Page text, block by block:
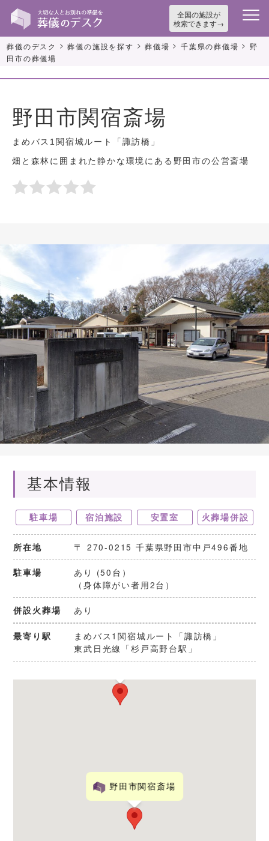
全国の施設が
検索できます
葬儀のデスク >葬儀の施設を探す >葬儀場 >千葉県の葬儀場 >野
田市の葬儀場
野田市関宿斎場
まめバス1関宿城ルート「諏訪橋」
畑と森林に囲まれた静かな環境にある野田市の公営斎場
基本情報
駐車場 宿泊施設 安置室 火葬場併設
所在地 〒 270-0215 千葉県野田市中戸496番地
駐車場
あり (50台）
（身体障がい者用2台）
併設火葬場 あり
最寄り駅
まめバス1関宿城ルート「諏訪橋」
東武日光線「杉戸高野台駅」
野田市関宿斎場
さしま斎場